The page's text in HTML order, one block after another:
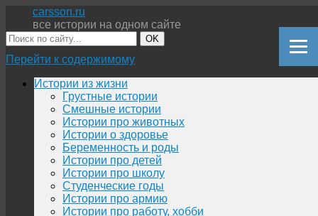
carsson.ru
все истории на одном сайте
OK
Перейти к содержимому
Истории из жизни
Грустные истории
Смешные истории
Истории про животных
Истории о здоровье
Беременность и роды
Истории про детей
Истории про школу
Студенческие годы
Истории про армию
Истории про работу, хобби